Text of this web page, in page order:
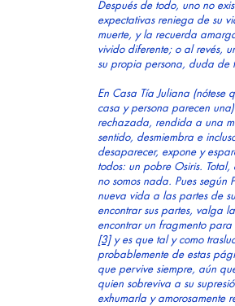
Después de todo, uno no
expectativas reniega de su
muerte, y la recuerda
vivido diferente; o al revés,
su propia persona, duda de
En Casa Tía Juliana (nótese
casa y persona parecen
rechazada, rendida a una
sentido, desmiembra e
desaparecer, expone y
todos: un pobre Osiris.
no somos nada. Pues según
nueva vida a las partes de
encontrar sus partes, valga
encontrar un fragmento
[3]y es que tal y como
probablemente de estas
que pervive siempre, aún
quien sobreviva a su
exhumarla y amorosamente